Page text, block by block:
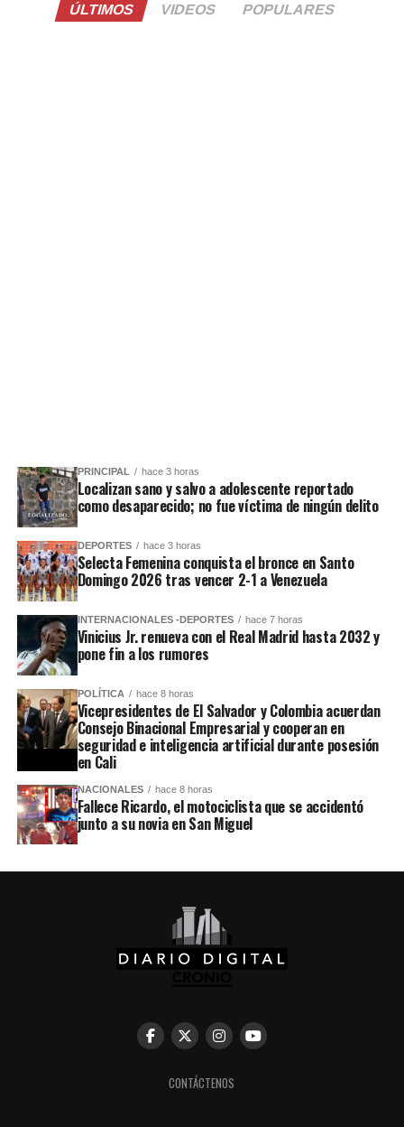
ÚLTIMOS VIDEOS POPULARES
PRINCIPAL hace 3 horas
Localizan sano y salvo a adolescente reportado
como desaparecido; no fue víctima de ningún delito
DEPORTES hace 3 horas
Selecta Femenina conquista el bronce en Santo
Domingo 2026 tras vencer 2-1 a Venezuela
INTERNACIONALES -DEPORTES hace 7 horas
Vinicius Jr. renueva con el Real Madrid hasta 2032 y
pone fin a los rumores
POLÍTICA hace 8 horas
Vicepresidentes de El Salvador y Colombia acuerdan
Consejo Binacional Empresarial y cooperan en
seguridad e inteligencia artificial durante posesión
en Cali
NACIONALES hace 8 horas
Fallece Ricardo, el motociclista que se accidentó
junto a su novia en San Miguel
CONTÁCTENOS